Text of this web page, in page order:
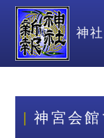
神
神宮会